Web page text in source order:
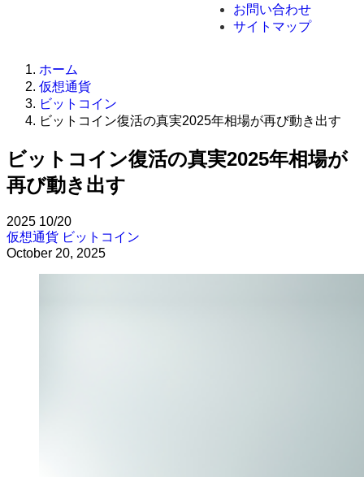
お問い合わせ
サイトマップ
ホーム
仮想通貨
ビットコイン
ビットコイン復活の真実2025年相場が再び動き出す
ビットコイン復活の真実2025年相場が
再び動き出す
2025 10/20
仮想通貨 ビットコイン
October 20, 2025